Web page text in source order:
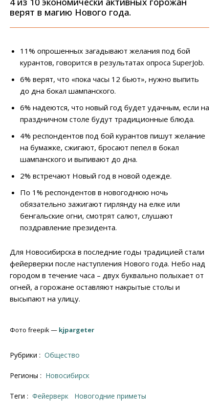
верят в магию Нового года.
11% опрошенных загадывают желания под бой
курантов, говорится в результатах опроса SuperJob.
6% верят, что «пока часы 12 бьют», нужно выпить
до дна бокал шампанского.
6% надеются, что новый год будет удачным, если на
праздничном столе будут традиционные блюда.
4% респондентов под бой курантов пишут желание
на бумажке, сжигают, бросают пепел в бокал
шампанского и выпивают до дна.
2% встречают Новый год в новой одежде.
По 1% респондентов в новогоднюю ночь
обязательно зажигают гирлянду на елке или
бенгальские огни, смотрят салют, слушают
поздравление президента.
Для Новосибирска в последние годы традицией стали
фейерверки после наступления Нового года. Небо над
городом в течение часа – двух буквально полыхает от
огней, а горожане оставляют накрытые столы и
высыпают на улицу.
Фото freepik — kjpargeter
Рубрики : Общество
Регионы : Новосибирск
Теги : фейерверк Новогодние приметы